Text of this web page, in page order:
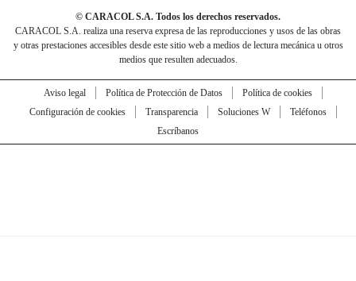
© CARACOL S.A. Todos los derechos reservados.
CARACOL S.A. realiza una reserva expresa de las reproducciones y usos de las obras
y otras prestaciones accesibles desde este sitio web a medios de lectura mecánica u otros
medios que resulten adecuados.
Aviso legal Política de Protección de Datos
Política de cookies
Configuración de cookies
Transparencia Soluciones W
Teléfonos
Escríbanos